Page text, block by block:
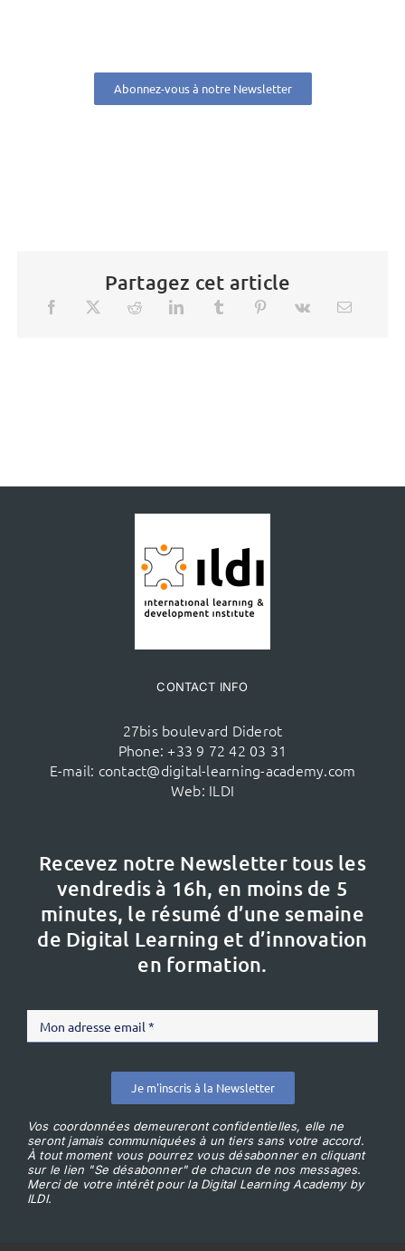
Abonnez-vous à notre Newsletter
Partagez cet article
CONTACT INFO
27bis boulevard Diderot
Phone: +33 9 72 42 03 31
E-mail: contact@digital-learning-academy.com
Web: ILDI
Recevez notre Newsletter tous les
vendredis à 16h, en moins de 5
minutes, le résumé d’une semaine
de Digital Learning et d’innovation
en formation.
Je m'inscris à la Newsletter
Vos coordonnées demeureront confidentielles, elle ne
seront jamais communiquées à un tiers sans votre accord.
À tout moment vous pourrez vous désabonner en cliquant
sur le lien "Se désabonner" de chacun de nos messages.
Merci de votre intérêt pour la Digital Learning Academy by
ILDI.